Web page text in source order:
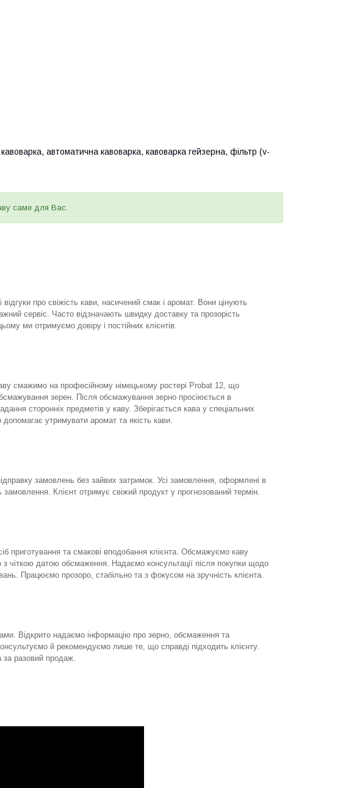
автоматична кавоварка, кавоварка гейзерна, фільтр (v-
саме для Вас.
про свіжість кави, насичений смак і аромат. Вони цінують
сервіс. Часто відзначають швидку доставку та прозорість
ми отримуємо довіру і постійних клієнтів.
смажимо на професійному німецькому ростері Probat 12, що
зерен. Після обсмажування зерно просіюється в
сторонніх предметів у каву. Зберігається кава у спеціальних
утримувати аромат та якість кави.
замовлень без зайвих затримок. Усі замовлення, оформлені в
Клієнт отримує свіжий продукт у прогнозований термін.
приготування та смакові вподобання клієнта. Обсмажуємо каву
чіткою датою обсмаження. Надаємо консультації після покупки щодо
Працюємо прозоро, стабільно та з фокусом на зручність клієнта.
Відкрито надаємо інформацію про зерно, обсмаження та
й рекомендуємо лише те, що справді підходить клієнту.
за разовий продаж.